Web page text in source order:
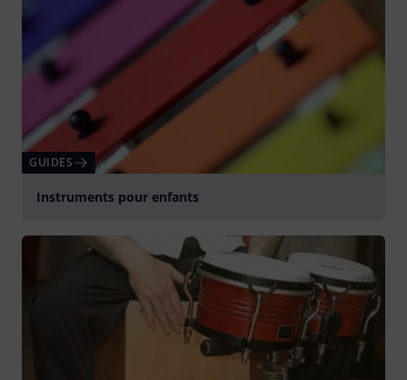
GUIDES
Instruments pour enfants